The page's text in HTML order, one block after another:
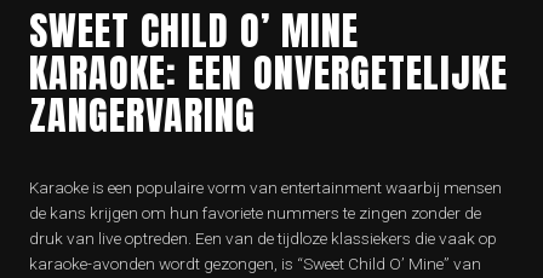
SWEET CHILD O’ MINE
KARAOKE: EEN ONVERGETELIJKE
ZANGERVARING
Karaoke is een populaire vorm van entertainment waarbij mensen
de kans krijgen om hun favoriete nummers te zingen zonder de
druk van live optreden. Een van de tijdloze klassiekers die vaak op
karaoke-avonden wordt gezongen, is “Sweet Child O’ Mine” van